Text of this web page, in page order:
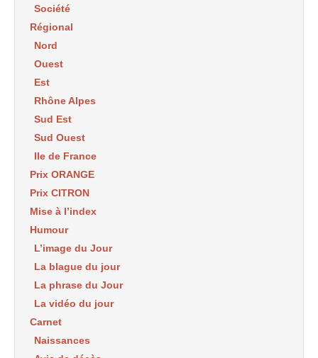
Société
Régional
Nord
Ouest
Est
Rhône Alpes
Sud Est
Sud Ouest
Ile de France
Prix ORANGE
Prix CITRON
Mise à l’index
Humour
L’image du Jour
La blague du jour
La phrase du Jour
La vidéo du jour
Carnet
Naissances